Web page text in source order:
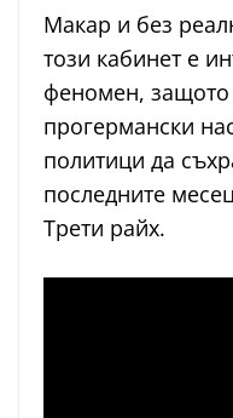
Макар и без
този кабинет е
феномен, защото
прогермански
политици да
последните
Трети райх.